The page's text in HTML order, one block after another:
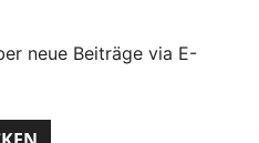
neue Beiträge via E-